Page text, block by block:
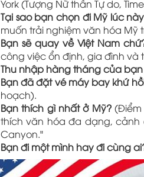
York (Tượng Nữ thần Tự do,
Tại sao bạn chọn đi Mỹ lúc
muốn trải nghiệm văn hóa Mỹ
Bạn sẽ quay về Việt Nam
công việc ổn định, gia đình và
Thu nhập hàng tháng của
Bạn đã đặt vé máy bay khứ
hoạch).
Bạn thích gì nhất ở Mỹ?(Điểm
thích văn hóa đa dạng, cảnh
Canyon."
Bạn đi một mình hay đi cùng